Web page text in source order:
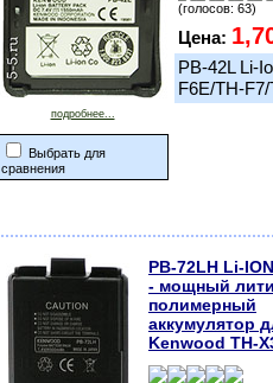
подробнее...
Выбрать для
сравнения
(голосов: 63)
Цена:
PB-42L Li-
F6E/TH-
PB-72LH Li-
- мощный
полимерный
аккумулятор
Kenwood TH-